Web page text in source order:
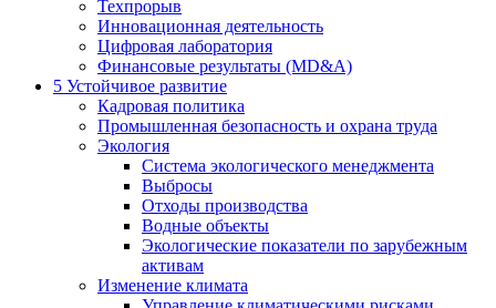
Техпрорыв
Инновационная деятельность
Цифровая лаборатория
Финансовые результаты (MD&A)
5 Устойчивое развитие
Кадровая политика
Промышленная безопасность и охрана труда
Экология
Система экологического менеджмента
Выбросы
Отходы производства
Водные объекты
Экологические показатели по зарубежным
активам
Изменение климата